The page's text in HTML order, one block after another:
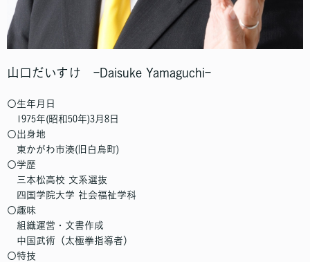
山口だいすけ ｰDaisuke Yamaguchiｰ
〇生年月日
1975年(昭和50年)3月8日
〇出身地
東かがわ市湊(旧白鳥町)
〇学歴
三本松高校 文系選抜
四国学院大学 社会福祉学科
〇趣味
組織運営・文書作成
中国武術（太極拳指導者）
〇特技